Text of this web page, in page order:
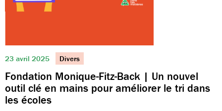
23 avril 2025 Divers
Fondation Monique-Fitz-Back | Un nouvel
outil clé en mains pour améliorer le tri dans
les écoles